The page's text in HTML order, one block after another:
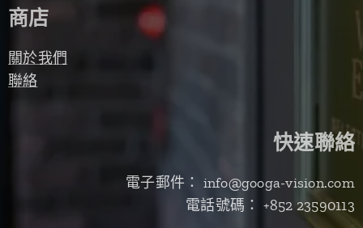
商店
關於我們
聯絡
快速聯絡
電子郵件： info@googa-vision.com
電話號碼： +852 23590113